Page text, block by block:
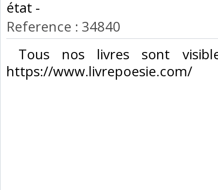
état - ‎
Reference : 34840
Tous nos livres sont
https://www.livrepoesie.com/‎